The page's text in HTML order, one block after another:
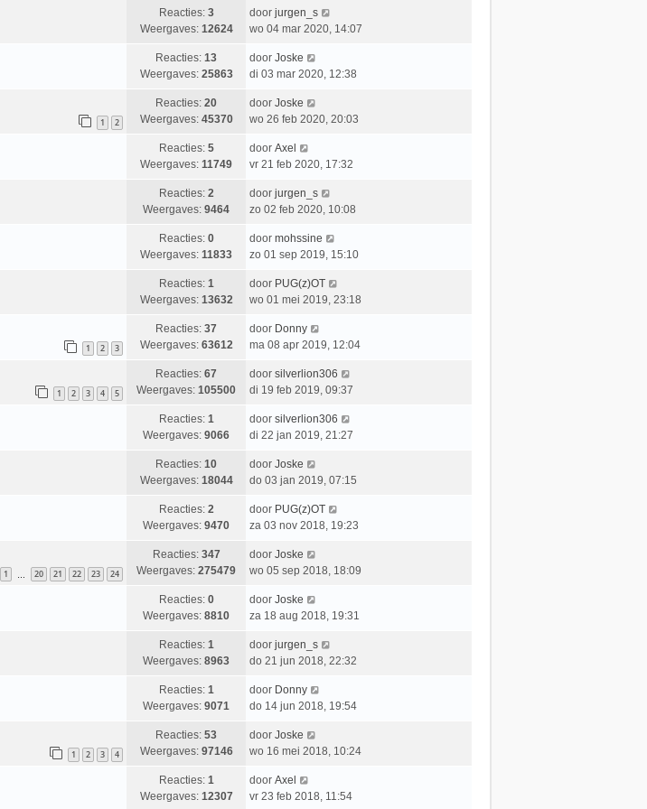
c
h
e
c
h
e
b
e
c
h
t
s
e
b
e
c
h
Reacties: 3
Weergaves: 12624
L
a
t
s
e
b
e
c
h
door jurgen_s
wo 04 mar 2020, 14:07
Reacties: 13
Weergaves: 25863
L
a
t
s
e
b
e
c
h
door Joske
di 03 mar 2020, 12:38
1 2
Reacties: 20
Weergaves: 45370
L
a
t
s
e
b
e
c
h
door Joske
wo 26 feb 2020, 20:03
Reacties: 5
Weergaves: 11749
L
a
t
s
e
b
e
c
h
door Axel
vr 21 feb 2020, 17:32
Reacties: 2
Weergaves: 9464
L
a
t
s
e
b
e
c
h
door jurgen_s
zo 02 feb 2020, 10:08
Reacties: 0
Weergaves: 11833
L
a
t
s
e
b
e
c
h
door mohssine
zo 01 sep 2019, 15:10
Reacties: 1
Weergaves: 13632
L
a
t
s
e
b
e
c
h
door PUG(z)OT
wo 01 mei 2019, 23:18
1 2 3
Reacties: 37
Weergaves: 63612
L
a
t
s
e
b
e
c
h
door Donny
ma 08 apr 2019, 12:04
1 2 3 4 5
Reacties: 67
Weergaves: 105500
L
a
t
s
e
b
e
c
h
door silverlion306
di 19 feb 2019, 09:37
Reacties: 1
Weergaves: 9066
L
a
t
s
e
b
e
c
h
door silverlion306
di 22 jan 2019, 21:27
Reacties: 10
Weergaves: 18044
L
a
t
s
e
b
e
c
h
door Joske
do 03 jan 2019, 07:15
Reacties: 2
Weergaves: 9470
L
a
t
s
e
b
e
c
h
door PUG(z)OT
za 03 nov 2018, 19:23
1 … 20 21 22 23 24
Reacties: 347
Weergaves: 275479
L
a
t
s
e
b
e
c
h
door Joske
wo 05 sep 2018, 18:09
Reacties: 0
Weergaves: 8810
L
a
t
s
e
b
e
c
h
door Joske
za 18 aug 2018, 19:31
Reacties: 1
Weergaves: 8963
L
a
t
s
e
b
e
door jurgen_s
do 21 jun 2018, 22:32
Reacties: 1
Weergaves: 9071
L
a
t
s
e
b
door Donny
do 14 jun 2018, 19:54
1 2 3 4
Reacties: 53
Weergaves: 97146
L
a
t
s
door Joske
wo 16 mei 2018, 10:24
Reacties: 1
Weergaves: 12307
L
a
door Axel
vr 23 feb 2018, 11:54